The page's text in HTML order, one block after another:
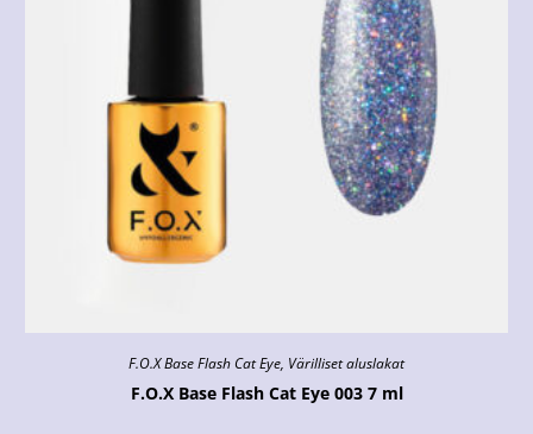
F.O.X Base Flash Cat Eye, Värilliset aluslakat
F.O.X Base Flash Cat Eye 003 7 ml